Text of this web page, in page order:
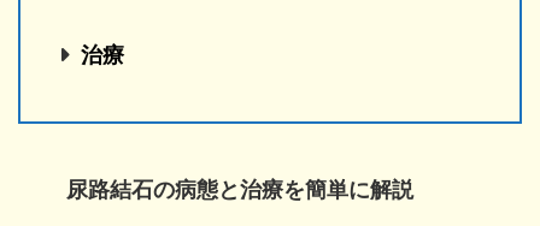
治療
尿路結石の病態と治療を簡単に解説